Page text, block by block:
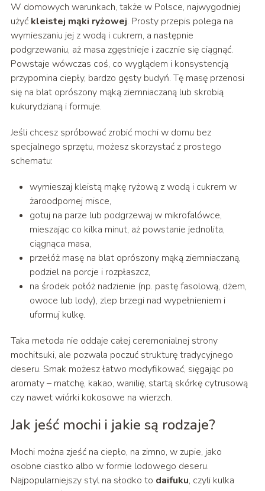
W domowych warunkach, także w Polsce, najwygodniej
użyć kleistej mąki ryżowej. Prosty przepis polega na
wymieszaniu jej z wodą i cukrem, a następnie
podgrzewaniu, aż masa zgęstnieje i zacznie się ciągnąć.
Powstaje wówczas coś, co wyglądem i konsystencją
przypomina ciepły, bardzo gęsty budyń. Tę masę przenosi
się na blat oprószony mąką ziemniaczaną lub skrobią
kukurydzianą i formuje.
Jeśli chcesz spróbować zrobić mochi w domu bez
specjalnego sprzętu, możesz skorzystać z prostego
schematu:
wymieszaj kleistą mąkę ryżową z wodą i cukrem w
żaroodpornej misce,
gotuj na parze lub podgrzewaj w mikrofalówce,
mieszając co kilka minut, aż powstanie jednolita,
ciągnąca masa,
przełóż masę na blat oprószony mąką ziemniaczaną,
podziel na porcje i rozpłaszcz,
na środek połóż nadzienie (np. pastę fasolową, dżem,
owoce lub lody), zlep brzegi nad wypełnieniem i
uformuj kulkę.
Taka metoda nie oddaje całej ceremonialnej strony
mochitsuki, ale pozwala poczuć strukturę tradycyjnego
deseru. Smak możesz łatwo modyfikować, sięgając po
aromaty – matchę, kakao, wanilię, startą skórkę cytrusową
czy nawet wiórki kokosowe na wierzch.
Jak jeść mochi i jakie są rodzaje?
Mochi można zjeść na ciepło, na zimno, w zupie, jako
osobne ciastko albo w formie lodowego deseru.
Najpopularniejszy styl na słodko to daifuku, czyli kulka